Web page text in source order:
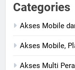
Categories
Akses Mobile
Akses Mobile,
Akses Multi